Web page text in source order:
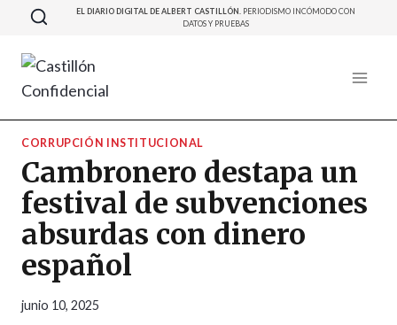
Saltar
contenido
EL DIARIO DIGITAL DE ALBERT CASTILLÓN. PERIODISMO INCÓMODO CON
DATOS Y PRUEBAS
CORRUPCIÓN INSTITUCIONAL
Cambronero destapa un
festival de subvenciones
absurdas con dinero
español
junio 10, 2025